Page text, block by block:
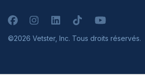
FacebookInstagramLinkedInTikTokYouTube
©2026 Vetster, Inc. Tous droits réservés.